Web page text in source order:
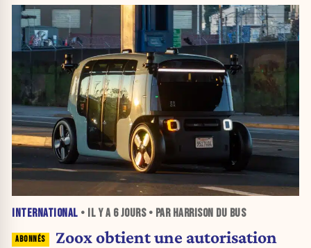
INTERNATIONAL • IL Y A 6 JOURS• PAR HARRISON DU BUS
Zoox obtient une autorisation